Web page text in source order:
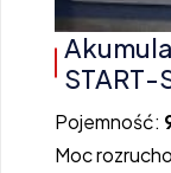
START-
Pojemność:
Moc